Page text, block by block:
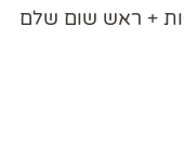
שום קלופות + ראש שום שלם